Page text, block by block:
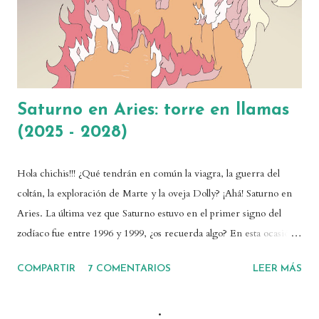
intensamente, al menos en determinadas épocas. Por tanto, es una
Saturno en Aries: torre en llamas
(2025 - 2028)
Hola chichis!!! ¿Qué tendrán en común la viagra, la guerra del
coltán, la exploración de Marte y la oveja Dolly? ¡Ahá! Saturno en
Aries. La última vez que Saturno estuvo en el primer signo del
zodíaco fue entre 1996 y 1999, ¿os recuerda algo? En esta ocasión
de 2025 hasta abril de 2028. ¡Os cuento todo! 💓También puedes
representa Saturno y por qué su tránsito es relevante? Saturno es
COMPARTIR 7 COMENTARIOS LEER MÁS
.